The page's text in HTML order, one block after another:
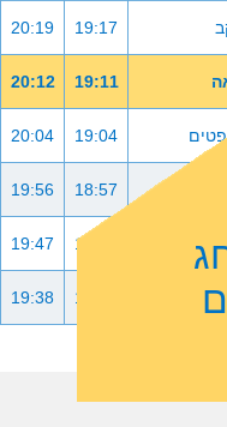
19:17
20:19
19:11
20:12
19:04
20:04
18:57
19:56
תבוא 18:48
19:47
וילך 18:39
19:38